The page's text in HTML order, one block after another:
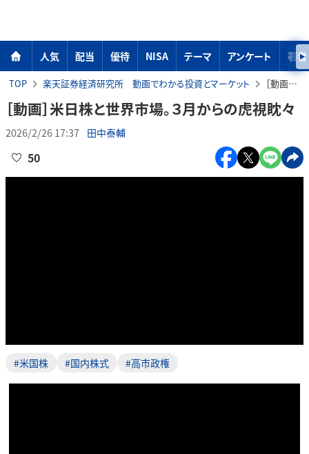
人気 配当 優待 NISA テーマ アンケート 著者
TOP 楽天証券経済研究所 動画でわかる投資とマーケット ［動画］米日株と世界市場。３月からの虎視眈々
［動画］米日株と世界市場。３月からの虎視眈々
2026/2/26 17:37 田中泰輔
50
#米国株 #国内株式 #高市政権